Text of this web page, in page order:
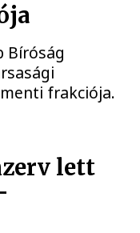
Bíróság
frakciója.
lett